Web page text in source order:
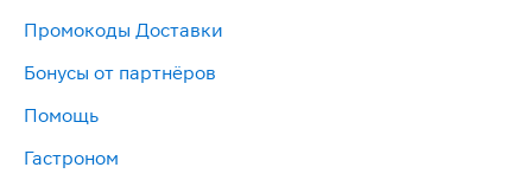
Промокоды Доставки
Бонусы от партнёров
Помощь
Гастроном